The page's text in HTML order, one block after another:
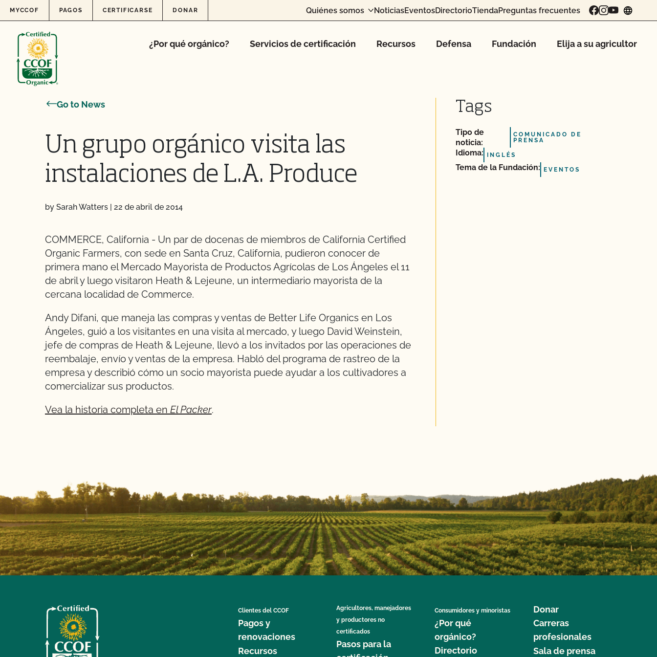
Skip to content
MYCCOF PAGOS CERTIFICARSE DONAR Quiénes somos NoticiasEventosDirectorioTiendaPreguntas frecuentes
¿Por qué orgánico? Servicios de certificación Recursos Defensa Fundación Elija a su agricultor
Go to News
Un grupo orgánico visita las
instalaciones de L.A. Produce
by Sarah Watters | 22 de abril de 2014
COMMERCE, California - Un par de docenas de miembros de California Certified
Organic Farmers, con sede en Santa Cruz, California, pudieron conocer de
primera mano el Mercado Mayorista de Productos Agrícolas de Los Ángeles el 11
de abril y luego visitaron Heath & Lejeune, un intermediario mayorista de la
cercana localidad de Commerce.
Andy Difani, que maneja las compras y ventas de Better Life Organics en Los
Ángeles, guió a los visitantes en una visita al mercado, y luego David Weinstein,
jefe de compras de Heath & Lejeune, llevó a los invitados por las operaciones de
reembalaje, envío y ventas de la empresa. Habló del programa de rastreo de la
empresa y describió cómo un socio mayorista puede ayudar a los cultivadores a
comercializar sus productos.
Vea la historia completa en El Packer.
Tags
Tipo de
noticia:
COMUNICADO DE
PRENSA
Idioma: INGLÉS
Tema de la Fundación: EVENTOS
Clientes del CCOF
Pagos y
renovaciones
Recursos
Agricultores, manejadores
y productores no
certificados
Pasos para la
Consumidores y minoristas
¿Por qué
orgánico?
Directorio
Donar
Carreras
profesionales
Sala de prensa